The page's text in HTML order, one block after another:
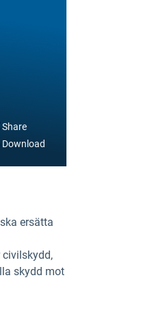
Share
Download
ersätta
skydd mot